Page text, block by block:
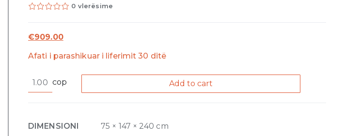
0 vlerësime
€909.00
Afati i parashikuar i liferimit 30 ditë
Wall-
246
cop Add to cart
DIMENSIONI
75 × 147 × 240 cm